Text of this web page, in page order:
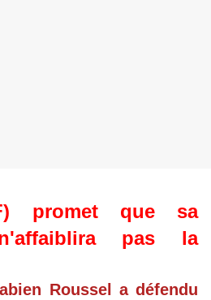
promet que sa
pas la
Roussel a défendu